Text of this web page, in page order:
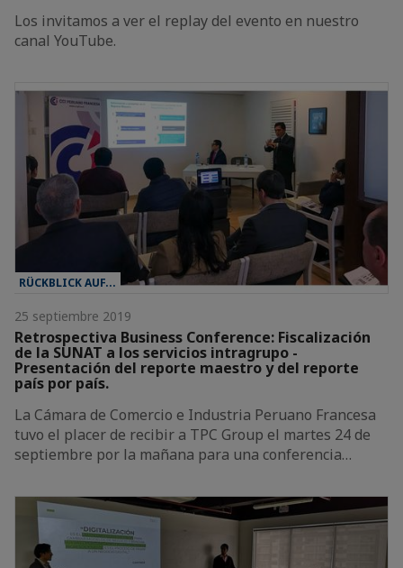
Los invitamos a ver el replay del evento en nuestro
canal YouTube.
RÜCKBLICK AUF...
25 septiembre 2019
Retrospectiva Business Conference: Fiscalización
de la SUNAT a los servicios intragrupo -
Presentación del reporte maestro y del reporte
país por país.
La Cámara de Comercio e Industria Peruano Francesa
tuvo el placer de recibir a TPC Group el martes 24 de
septiembre por la mañana para una conferencia…